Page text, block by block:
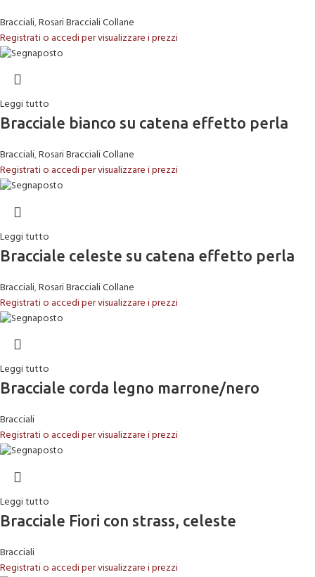
Bracciali,Rosari Bracciali Collane
Registrati o accedi per visualizzare i prezzi
Leggi tutto
Bracciale bianco su catena effetto perla
Bracciali,Rosari Bracciali Collane
Registrati o accedi per visualizzare i prezzi
Leggi tutto
Bracciale celeste su catena effetto perla
Bracciali,Rosari Bracciali Collane
Registrati o accedi per visualizzare i prezzi
Leggi tutto
Bracciale corda legno marrone/nero
Bracciali
Registrati o accedi per visualizzare i prezzi
Leggi tutto
Bracciale Fiori con strass, celeste
Bracciali
Registrati o accedi per visualizzare i prezzi